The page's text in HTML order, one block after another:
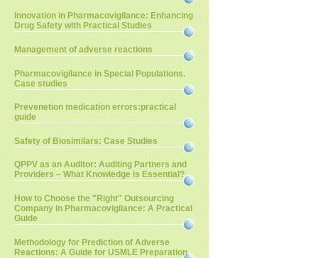
Innovation in Pharmacovigilance: Enhancing
Drug Safety with Practical Studies
Management of adverse reactions
Pharmacovigilance in Special Populations.
Case studies
Prevenetion medication errors:practical
guide
Safety of Biosimilars: Case Studies
QPPV as an Auditor: Auditing Partners and
Providers – What Knowledge is Essential?
How to Choose the "Right" Outsourcing
Company in Pharmacovigilance: A Practical
Guide
Methodology for Prediction of Adverse
Reactions: A Guide for USMLE Preparation